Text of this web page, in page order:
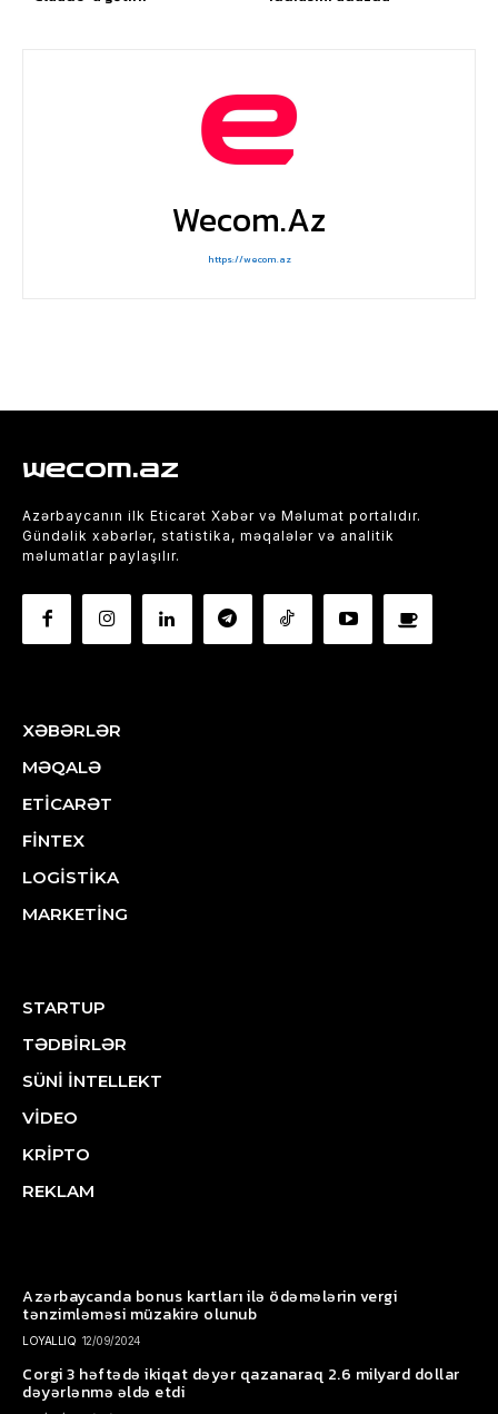
Wecom.az
https://wecom.az
wecom.az
Azərbaycanın ilk Eticarət Xəbər və Məlumat portalıdır.
Gündəlik xəbərlər, statistika, məqalələr və analitik
məlumatlar paylaşılır.
XƏBƏRLƏR
MƏQALƏ
ETİCARƏT
FİNTEX
LOGİSTİKA
MARKETİNG
STARTUP
TƏDBİRLƏR
SÜNİ İNTELLEKT
VİDEO
KRİPTO
REKLAM
Azərbaycanda bonus kartları ilə ödəmələrin vergi
tənzimləməsi müzakirə olunub
LOYALLIQ 12/09/2024
Corgi 3 həftədə ikiqat dəyər qazanaraq 2.6 milyard dollar
dəyərlənmə əldə etdi